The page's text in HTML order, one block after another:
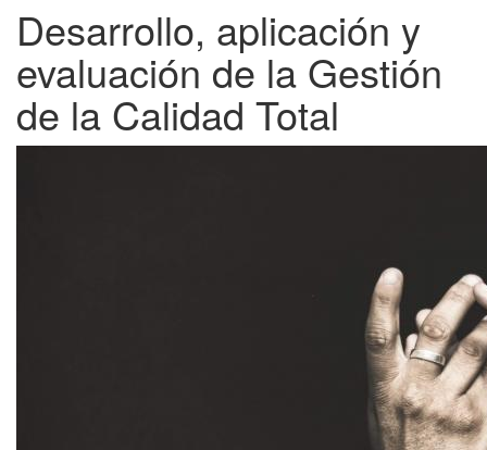
Desarrollo, aplicación y
evaluación de la Gestión
de la Calidad Total